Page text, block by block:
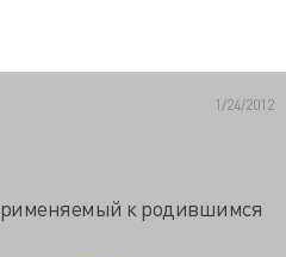
1/24/2012
к родившимся